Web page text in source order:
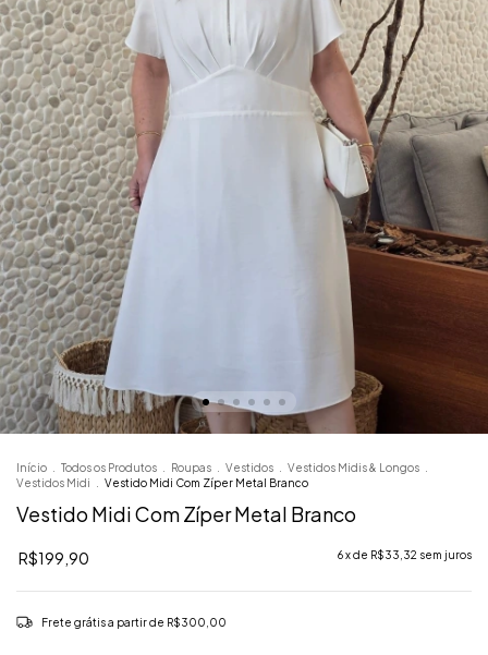
Início Todos os Produtos Roupas Vestidos Vestidos Midis & Longos
Vestidos Midi
Vestido Midi Com Zíper Metal Branco
Vestido Midi Com Zíper Metal Branco
R$199,90 6x de R$33,32 sem juros
Frete grátisa partir de R$300,00